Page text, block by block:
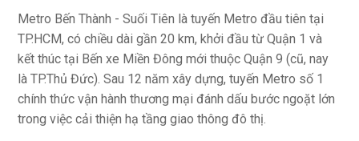
Metro Bến Thành - Suối Tiên là tuyến Metro đầu tiên tại
TP.HCM, có chiều dài gần 20 km, khởi đầu từ Quận 1 và
kết thúc tại Bến xe Miền Đông mới thuộc Quận 9 (cũ, nay
là TP.Thủ Đức). Sau 12 năm xây dựng, tuyến Metro số 1
chính thức vận hành thương mại đánh dấu bước ngoặt lớn
trong việc cải thiện hạ tầng giao thông đô thị.